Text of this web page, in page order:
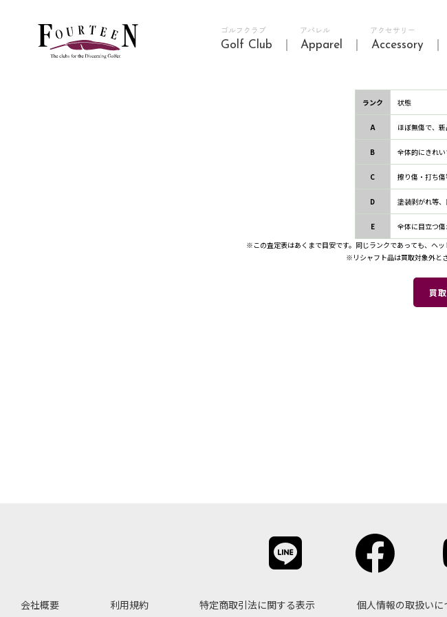
ゴルフクラブ
Golf Club
アパレル
Apparel
アクセサリー
Accessory
ランク 状態
A ほぼ無傷で、
B 全体的にきれ
C 擦り傷・打ち
D 塗装剥がれ等
E
全体に目立つ
※この査定表はあくまで目安です。同じランクであっても、ヘ
※リシャフト品は買取対象外と
買
会社概要 利用規約 特定商取引法に関する表示 個人情報の取扱いに